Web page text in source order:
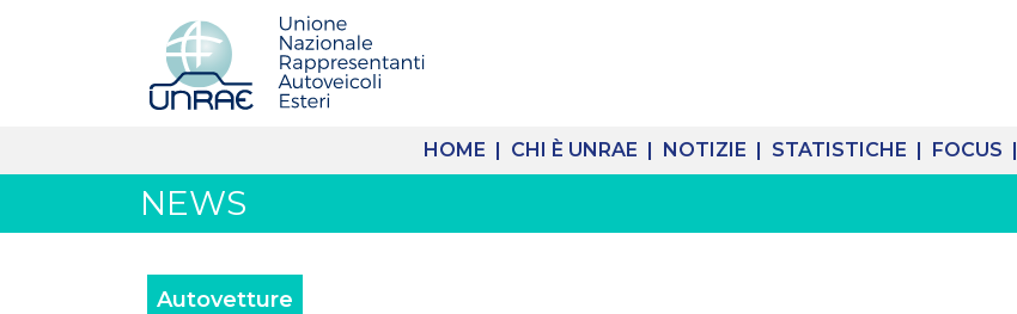
HOME | CHI È UNRAE | NOTIZIE | STATISTICHE | FOCUS |
NEWS
Autovetture